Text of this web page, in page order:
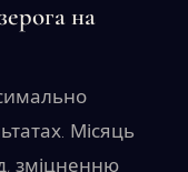
на
Місяць
зміцненню